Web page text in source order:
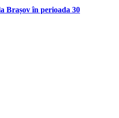
Brașov în perioada 30